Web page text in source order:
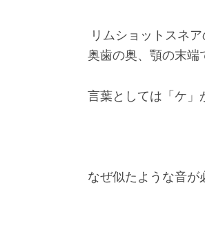
リムショットスネ
奥歯の奥、顎の末端
言葉としては「ケ」
なぜ似たような音が